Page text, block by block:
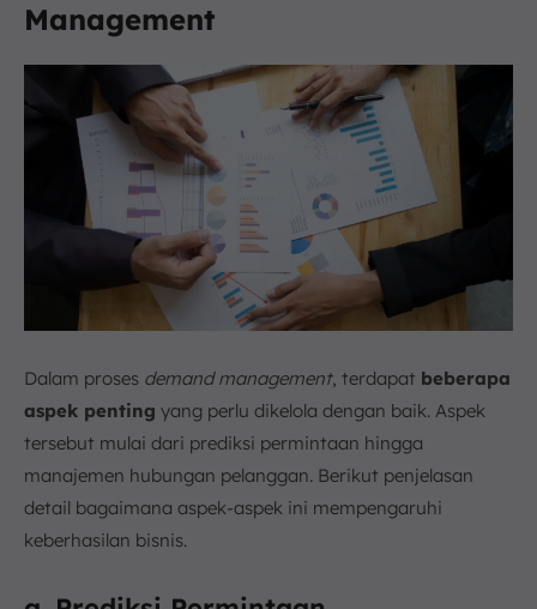
Management
Dalam proses demand management, terdapat beberapa
aspek penting yang perlu dikelola dengan baik. Aspek
tersebut mulai dari prediksi permintaan hingga
manajemen hubungan pelanggan. Berikut penjelasan
detail bagaimana aspek-aspek ini mempengaruhi
keberhasilan bisnis.